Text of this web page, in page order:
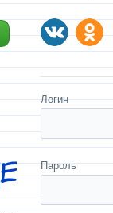
Логин
Пароль